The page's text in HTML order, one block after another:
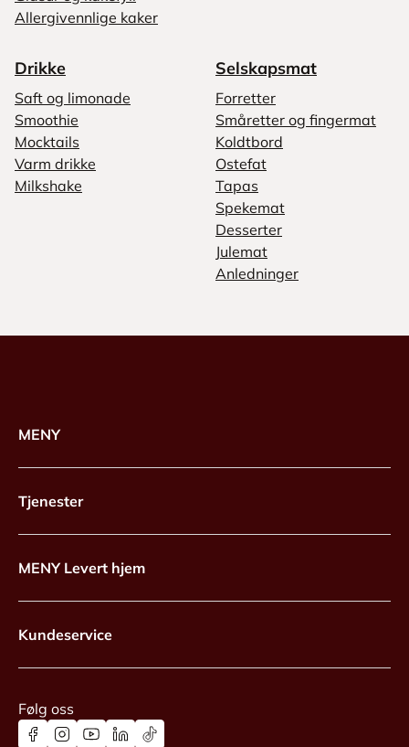
Allergivennlige kaker
Drikke
Saft og limonade
Smoothie
Mocktails
Varm drikke
Milkshake
Selskapsmat
Forretter
Småretter og fingermat
Koldtbord
Ostefat
Tapas
Spekemat
Desserter
Julemat
Anledninger
MENY
Tjenester
MENY Levert hjem
Kundeservice
Følg oss